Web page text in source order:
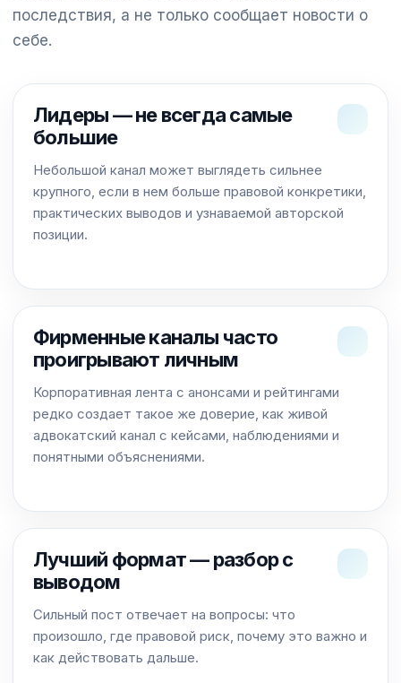
последствия, а не только сообщает новости о
себе.
Лидеры — не всегда самые
большие
Небольшой канал может выглядеть сильнее
крупного, если в нем больше правовой конкретики,
практических выводов и узнаваемой авторской
позиции.
Фирменные каналы часто
проигрывают личным
Корпоративная лента с анонсами и рейтингами
редко создает такое же доверие, как живой
адвокатский канал с кейсами, наблюдениями и
понятными объяснениями.
Лучший формат — разбор с
выводом
Сильный пост отвечает на вопросы: что
произошло, где правовой риск, почему это важно и
как действовать дальше.